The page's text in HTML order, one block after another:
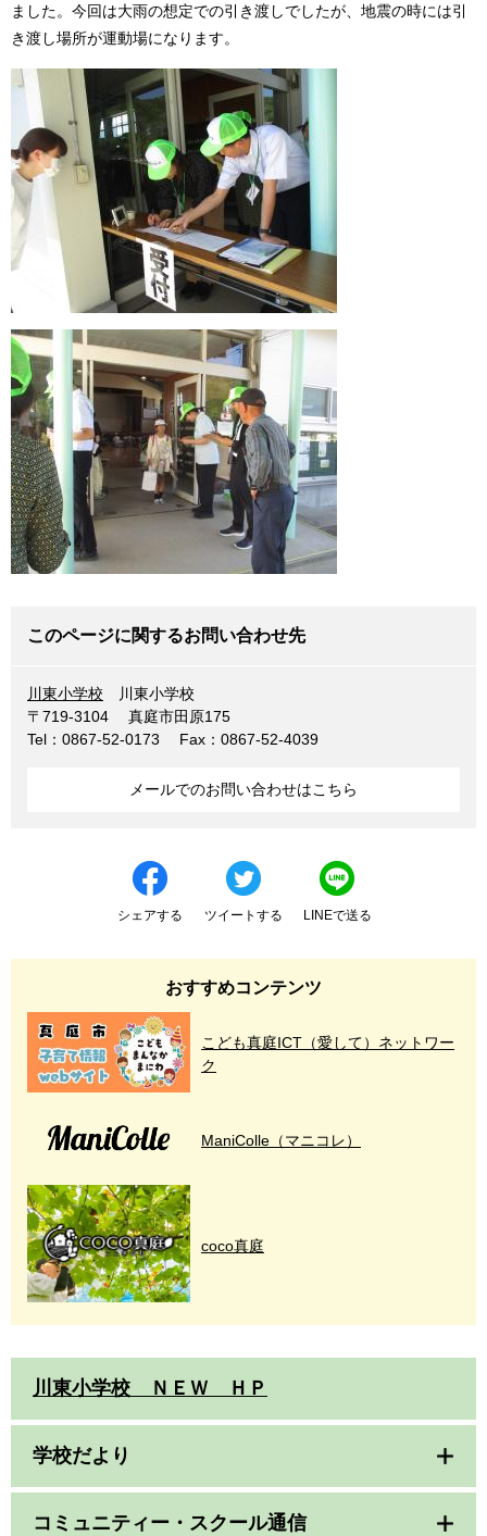
ました。今回は大雨の想定での引き渡しでしたが、地震の時には引
き渡し場所が運動場になります。
このページに関するお問い合わせ先
川東小学校
川東小学校
〒719-3104
真庭市田原175
Tel：0867-52-0173
Fax：0867-52-4039
メールでのお問い合わせはこちら
シェアする ツイートする LINEで送る
おすすめコンテンツ
こども真庭ICT（愛して）ネットワー
ク
ManiColle（マニコレ）
coco真庭
川東小学校 ＮＥＷ ＨＰ
学校だより
コミュニティー・スクール通信